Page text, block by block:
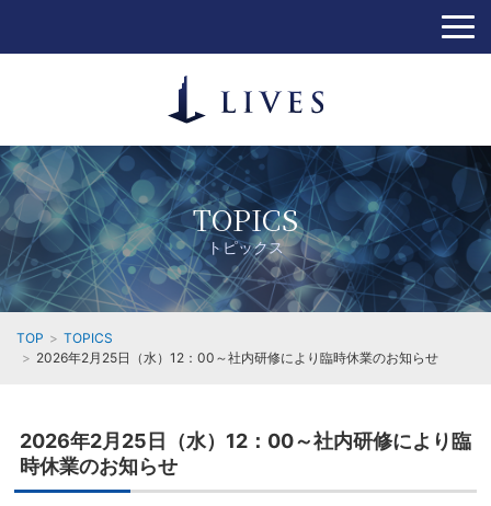
TOPICS
トピックス
TOP
TOPICS
2026年2月25日（水）12：00～社内研修により臨時休業のお知らせ
2026年2月25日（水）12：00～社内研修により臨
時休業のお知らせ